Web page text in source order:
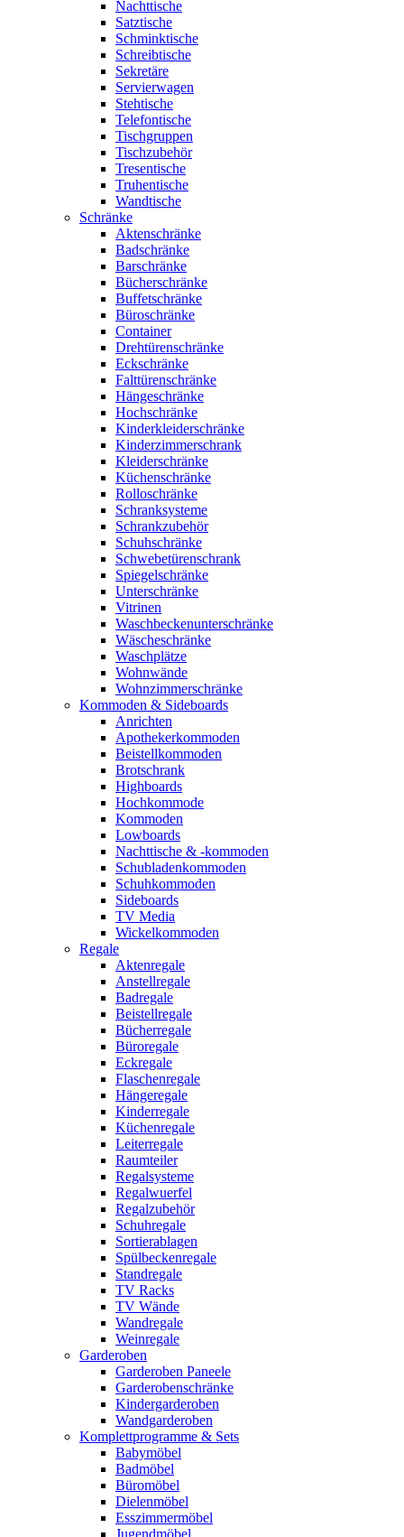
Nachttische
Satztische
Schminktische
Schreibtische
Sekretäre
Servierwagen
Stehtische
Telefontische
Tischgruppen
Tischzubehör
Tresentische
Truhentische
Wandtische
Schränke
Aktenschränke
Badschränke
Barschränke
Bücherschränke
Buffetschränke
Büroschränke
Container
Drehtürenschränke
Eckschränke
Falttürenschränke
Hängeschränke
Hochschränke
Kinderkleiderschränke
Kinderzimmerschrank
Kleiderschränke
Küchenschränke
Rolloschränke
Schranksysteme
Schrankzubehör
Schuhschränke
Schwebetürenschrank
Spiegelschränke
Unterschränke
Vitrinen
Waschbeckenunterschränke
Wäscheschränke
Waschplätze
Wohnwände
Wohnzimmerschränke
Kommoden & Sideboards
Anrichten
Apothekerkommoden
Beistellkommoden
Brotschrank
Highboards
Hochkommode
Kommoden
Lowboards
Nachttische & -kommoden
Schubladenkommoden
Schuhkommoden
Sideboards
TV Media
Wickelkommoden
Regale
Aktenregale
Anstellregale
Badregale
Beistellregale
Bücherregale
Büroregale
Eckregale
Flaschenregale
Hängeregale
Kinderregale
Küchenregale
Leiterregale
Raumteiler
Regalsysteme
Regalwuerfel
Regalzubehör
Schuhregale
Sortierablagen
Spülbeckenregale
Standregale
TV Racks
TV Wände
Wandregale
Weinregale
Garderoben
Garderoben Paneele
Garderobenschränke
Kindergarderoben
Wandgarderoben
Komplettprogramme & Sets
Babymöbel
Badmöbel
Büromöbel
Dielenmöbel
Esszimmermöbel
Jugendmöbel